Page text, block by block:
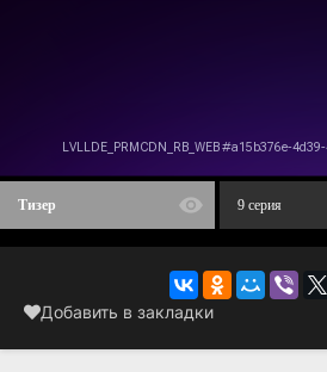
Тизер 9 серия
Добавить в закладки